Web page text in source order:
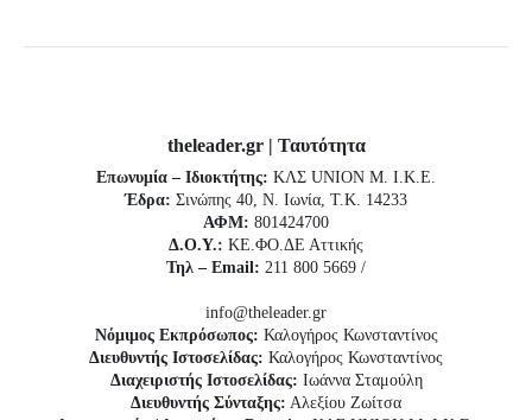
theleader.gr | Ταυτότητα
Επωνυμία – Ιδιοκτήτης: ΚΛΣ UNION Μ. Ι.Κ.Ε.
Έδρα: Σινώπης 40, Ν. Ιωνία, Τ.Κ. 14233
ΑΦΜ: 801424700
Δ.Ο.Υ.: ΚΕ.ΦΟ.ΔΕ Αττικής
Τηλ – Email: 211 800 5669 /
info@theleader.gr
Νόμιμος Εκπρόσωπος: Καλογήρος Κωνσταντίνος
Διευθυντής Ιστοσελίδας: Καλογήρος Κωνσταντίνος
Διαχειριστής Ιστοσελίδας: Ιωάννα Σταμούλη
Διευθυντής Σύνταξης: Αλεξίου Ζωίτσα